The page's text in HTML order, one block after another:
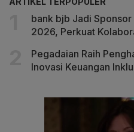
bank bjb Jadi Sponsor
2026, Perkuat
Pegadaian Raih
Inovasi Keuangan